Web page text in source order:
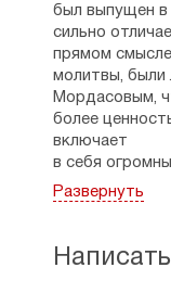
▪ Молитва ко
души — 346
▪ Молитва об
▪ Молитва
гордыни — 349
▪ Из поучений
Молитва о
Молитвы об
Молитва
был выпущен в
сильно
прямом
молитвы, были
Мордасовым,
более
включает
в себя
«Молитвы за
Достоинства
расплывется в
Развернуть